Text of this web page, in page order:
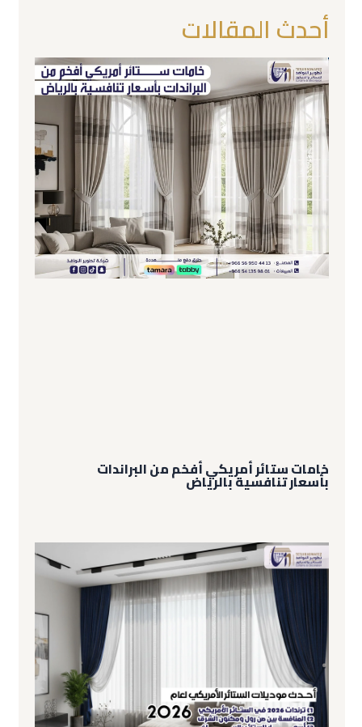
أحدث المقالات
خامات ستائر أمريكي أفخم من البراندات
بأسعار تنافسية بالرياض